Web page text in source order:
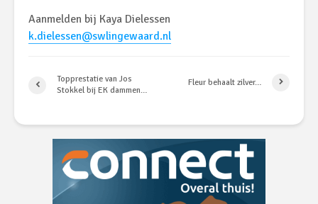
Aanmelden bij Kaya Dielessen
k.dielessen@swlingewaard.nl
Topprestatie van Jos
Stokkel bij EK dammen…
Fleur behaalt zilver…